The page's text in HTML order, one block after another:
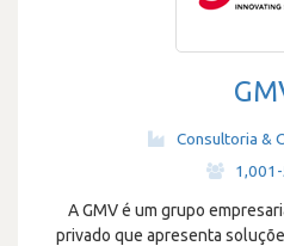
Consultoria &
A GMV é um grupo
privado que apresenta